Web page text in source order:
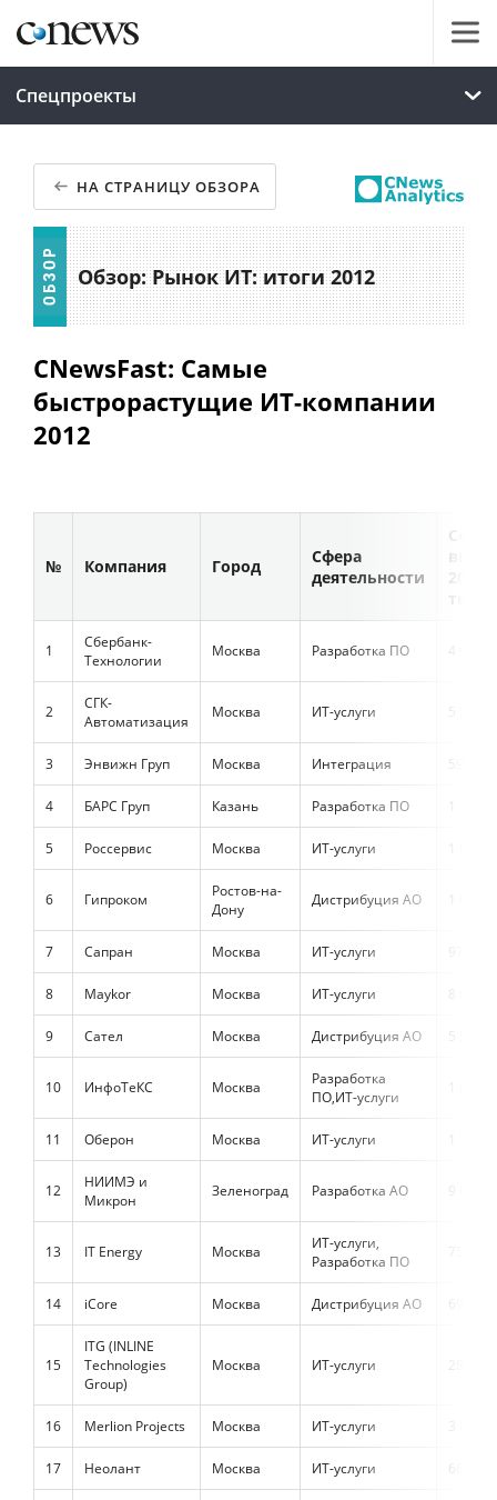
Спецпроекты
НА СТРАНИЦУ ОБЗОРА
Обзор: Рынок ИТ: итоги 2012
CNewsFast: Самые
быстрорастущие ИТ-компании
2012
№ Компания Город
Сфера
деятельности
2012,
1
Сбербанк-
Технологии
Москва Разработка ПО
2
СГК-
Автоматизация
Москва ИТ-услуги
3 Энвижн Груп Москва Интеграция
4 БАРС Груп Казань Разработка ПО
5 Россервис Москва ИТ-услуги
6 Гипроком
Ростов-на-
Дону
Дистрибуция АО
7 Сапран Москва ИТ-услуги
8 Maykor Москва ИТ-услуги
9 Сател Москва Дистрибуция АО
10 ИнфоТеКС Москва
Разработка
ПО,ИТ-услуги
11 Оберон Москва ИТ-услуги
12
НИИМЭ и
Микрон
Зеленоград Разработка АО
13 IT Energy Москва
ИТ-услуги,
Разработка ПО
14 iCore Москва Дистрибуция АО 696 443
15
ITG (INLINE
Technologies
Group)
Москва ИТ-услуги 28 381
16 Merlion Projects Москва ИТ-услуги
17 Неолант Москва ИТ-услуги 669 200